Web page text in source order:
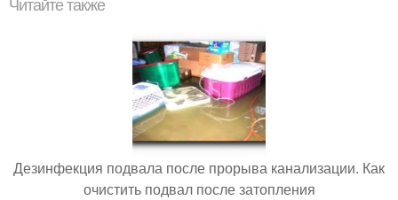
Читайте также
Дезинфекция подвала после прорыва канализации. Как
очистить подвал после затопления